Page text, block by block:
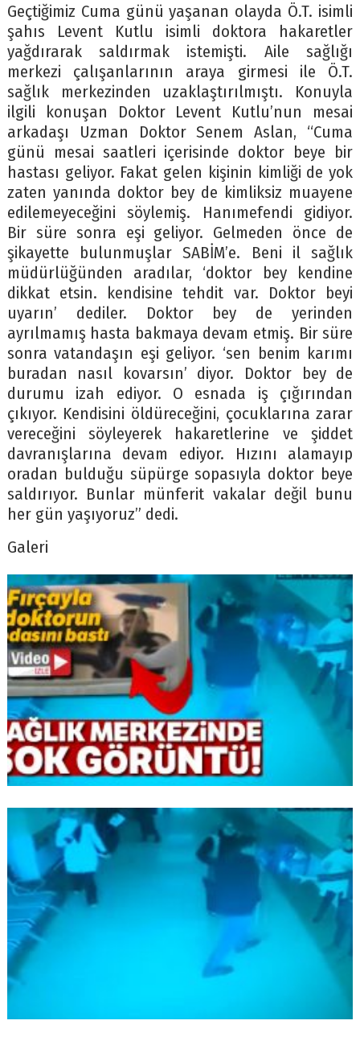
Geçtiğimiz Cuma günü yaşanan olayda Ö.T. isimli
şahıs Levent Kutlu isimli doktora hakaretler
yağdırarak saldırmak istemişti. Aile sağlığı
merkezi çalışanlarının araya girmesi ile Ö.T.
sağlık merkezinden uzaklaştırılmıştı. Konuyla
ilgili konuşan Doktor Levent Kutlu’nun mesai
arkadaşı Uzman Doktor Senem Aslan, “Cuma
günü mesai saatleri içerisinde doktor beye bir
hastası geliyor. Fakat gelen kişinin kimliği de yok
zaten yanında doktor bey de kimliksiz muayene
edilemeyeceğini söylemiş. Hanımefendi gidiyor.
Bir süre sonra eşi geliyor. Gelmeden önce de
şikayette bulunmuşlar SABİM’e. Beni il sağlık
müdürlüğünden aradılar, ‘doktor bey kendine
dikkat etsin. kendisine tehdit var. Doktor beyi
uyarın’ dediler. Doktor bey de yerinden
ayrılmamış hasta bakmaya devam etmiş. Bir süre
sonra vatandaşın eşi geliyor. ‘sen benim karımı
buradan nasıl kovarsın’ diyor. Doktor bey de
durumu izah ediyor. O esnada iş çığırından
çıkıyor. Kendisini öldüreceğini, çocuklarına zarar
vereceğini söyleyerek hakaretlerine ve şiddet
davranışlarına devam ediyor. Hızını alamayıp
oradan bulduğu süpürge sopasıyla doktor beye
saldırıyor. Bunlar münferit vakalar değil bunu
her gün yaşıyoruz” dedi.
Galeri